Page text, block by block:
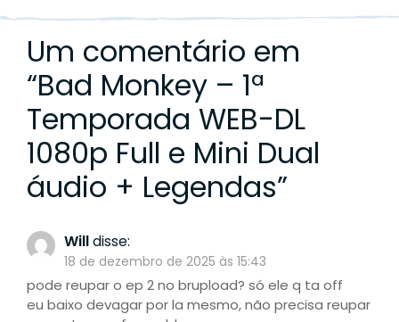
Um comentário em
“Bad Monkey – 1ª
Temporada WEB-DL
1080p Full e Mini Dual
áudio + Legendas”
Willdisse:
18 de dezembro de 2025 às 15:43
pode reupar o ep 2 no brupload? só ele q ta off
eu baixo devagar por la mesmo, não precisa reupar